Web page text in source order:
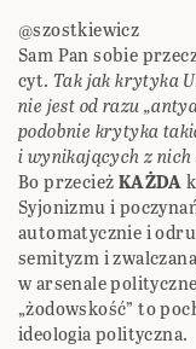
@szostkiewicz
Sam Pan sobie
cyt. Tak jak krytyka
nie jest od razu
podobnie krytyka
i wynikających z nich
Bo przecieżKAŻDA
Syjonizmu i
automatycznie i
semityzm i
w arsenale
„żodowskość” to
ideologia polityczna.